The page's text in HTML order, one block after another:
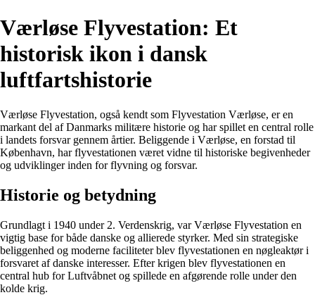
Værløse Flyvestation: Et
historisk ikon i dansk
luftfartshistorie
Værløse Flyvestation, også kendt som Flyvestation Værløse, er en
markant del af Danmarks militære historie og har spillet en central rolle
i landets forsvar gennem årtier. Beliggende i Værløse, en forstad til
København, har flyvestationen været vidne til historiske begivenheder
og udviklinger inden for flyvning og forsvar.
Historie og betydning
Grundlagt i 1940 under 2. Verdenskrig, var Værløse Flyvestation en
vigtig base for både danske og allierede styrker. Med sin strategiske
beliggenhed og moderne faciliteter blev flyvestationen en nøgleaktør i
forsvaret af danske interesser. Efter krigen blev flyvestationen en
central hub for Luftvåbnet og spillede en afgørende rolle under den
kolde krig.